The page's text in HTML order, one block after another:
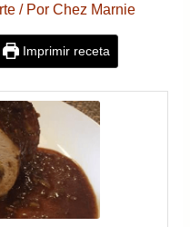
/ Por Chez Marnie
Imprimir receta